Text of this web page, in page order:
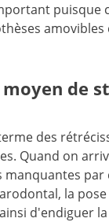
puisque
de
des
Quand on
manquantes
la
d'endiguer